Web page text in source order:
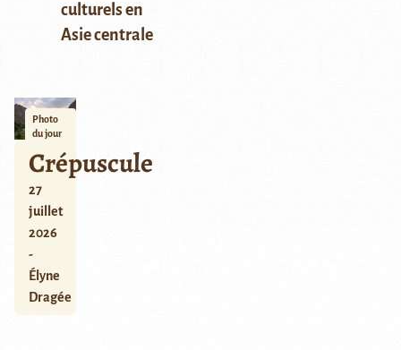
culturels en
Asie centrale
Photo
du jour
Crépuscule
27
juillet
2026
-
Élyne
Dragée